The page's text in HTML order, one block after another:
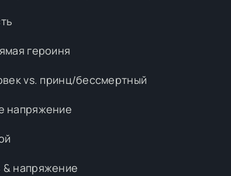
героиня
vs. принц/бессмертный
напряжение
напряжение